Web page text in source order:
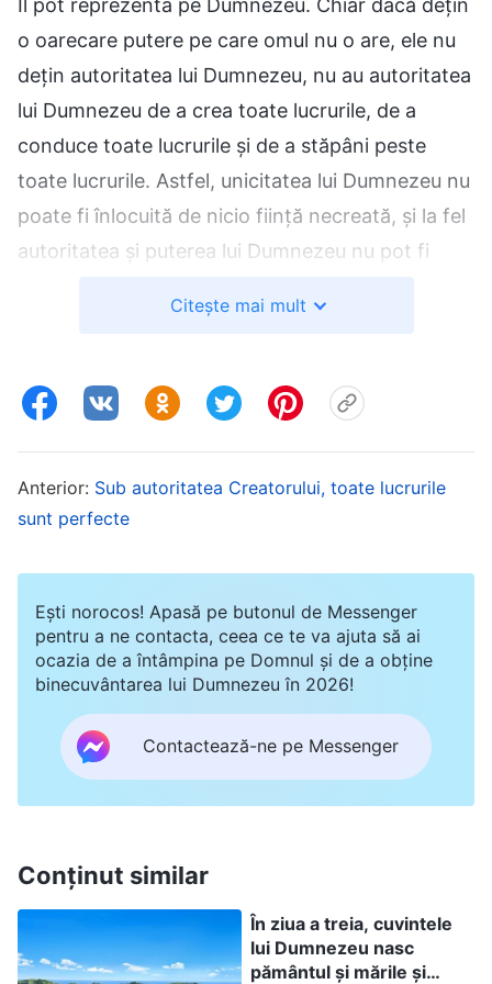
o oarecare putere pe care omul nu o are, ele nu
dețin autoritatea lui Dumnezeu, nu au autoritatea
lui Dumnezeu de a crea toate lucrurile, de a
conduce toate lucrurile și de a stăpâni peste
toate lucrurile. Astfel, unicitatea lui Dumnezeu nu
poate fi înlocuită de nicio ființă necreată, și la fel
autoritatea și puterea lui Dumnezeu nu pot fi
de vreun mesager care să fi creat toate lucrurile?
mesagerii sau îngerii Lui să creeze toate lucrurile?
Pentru că nu dețineau autoritatea lui Dumnezeu,
autoritatea lui Dumnezeu. Ca toate celelalte
făpturi, sunt cu toții sub suveranitatea
astfel, în același fel, Creatorul este și Dumnezeul
lor și Suveranul lor. Printre fiecare dintre ei – fie
ei nobili sau modești, de o putere mai mare sau
autoritatea Creatorului, și astfel printre ei nu este
niciunul ce ar putea înlocui identitatea
Creatorului. Ei nu trebuie numiți niciodată
devină Creatorul. Acestea sunt adevăruri și fapte
imuabile!
Citește mai mult
Anterior: Sub autoritatea Creatorului, toate lucrurile
sunt perfecte
Ești norocos! Apasă pe butonul de Messenger
pentru a ne contacta, ceea ce te va ajuta să ai
ocazia de a întâmpina pe Domnul și de a obține
binecuvântarea lui Dumnezeu în 2026!
Contactează-ne pe Messenger
Conținut similar
În ziua a treia, cuvintele
lui Dumnezeu nasc
pământul și mările și